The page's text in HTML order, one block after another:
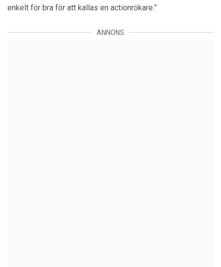
enkelt för bra för att kallas en actionrökare.”
ANNONS